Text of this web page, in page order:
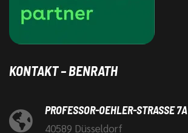
KONTAKT – BENRATH
PROFESSOR-OEHLER-STRASSE 7A
40589 Düsseldorf